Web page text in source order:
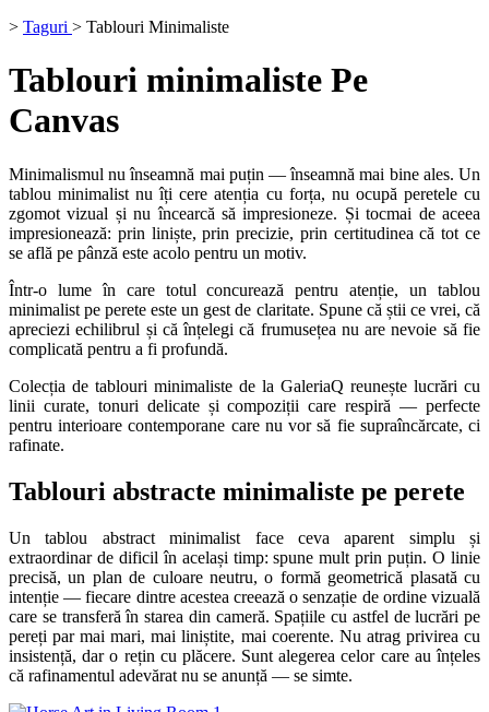
> Taguri > Tablouri Minimaliste
Tablouri minimaliste Pe
Canvas
Minimalismul nu înseamnă mai puțin — înseamnă mai bine ales. Un
tablou minimalist nu îți cere atenția cu forța, nu ocupă peretele cu
zgomot vizual și nu încearcă să impresioneze. Și tocmai de aceea
impresionează: prin liniște, prin precizie, prin certitudinea că tot ce
se află pe pânză este acolo pentru un motiv.
Într-o lume în care totul concurează pentru atenție, un tablou
minimalist pe perete este un gest de claritate. Spune că știi ce vrei, că
apreciezi echilibrul și că înțelegi că frumusețea nu are nevoie să fie
complicată pentru a fi profundă.
Colecția de tablouri minimaliste de la GaleriaQ reunește lucrări cu
linii curate, tonuri delicate și compoziții care respiră — perfecte
pentru interioare contemporane care nu vor să fie supraîncărcate, ci
rafinate.
Tablouri abstracte minimaliste pe perete
Un tablou abstract minimalist face ceva aparent simplu și
extraordinar de dificil în același timp: spune mult prin puțin. O linie
precisă, un plan de culoare neutru, o formă geometrică plasată cu
intenție — fiecare dintre acestea creează o senzație de ordine vizuală
care se transferă în starea din cameră. Spațiile cu astfel de lucrări pe
pereți par mai mari, mai liniștite, mai coerente. Nu atrag privirea cu
insistență, dar o rețin cu plăcere. Sunt alegerea celor care au înțeles
că rafinamentul adevărat nu se anunță — se simte.